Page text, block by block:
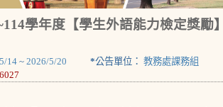
學年度【學生外語能力檢定獎勵
14 ~ 2026/5/20 *公告單位： 教務處課務組